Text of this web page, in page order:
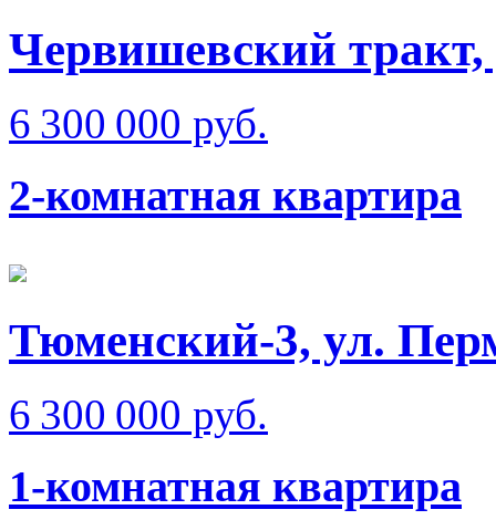
Червишевский
6 300 000 руб.
2-комнатная квартира
Тюменский-3, ул.
6 300 000 руб.
1-комнатная квартира